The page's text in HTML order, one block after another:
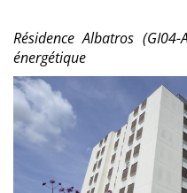
Résidence Albatros
énergétique